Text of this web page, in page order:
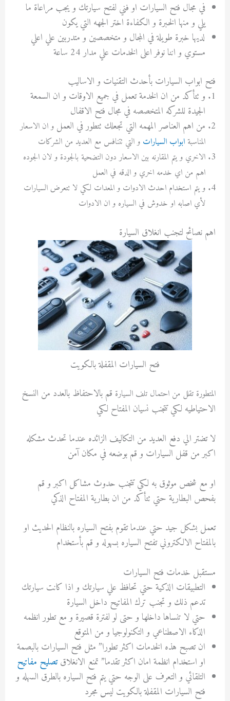
في مجال فتح السيارات او فني لفتح سيارتك و يجب مراعاة ما
يلي و منها الخبرة و الكفاءة اختر الجهه التي يكون
لديها خبرة طويلة في المجال و متخصصين و متدربين علي اعلي
مستوي و اننا نوفر اعلى الخدمات علي مدار 24 ساعة
فتح ابواب السيارات بأحدث التقنيات و الاساليب
و تتأكد من ان الخدمة تعمل في جميع الاوقات و ان السمعة
الجيدة للشركه المتخصصه في مجال فتح الاقفال
من اهم العناصر المهمه التي تجعلك تتطور في العمل و ان الاسعار
المناسبة ابواب السيارات و التي تتنافس مع العديد من الشركات
الاخري و يتم المقارنه بين الاسعار دون التضحية بالجودة و لان الجوده
اهم من اي خدمه اخري و الدقه في العمل
و يتم استخدام احدث الادوات و المعدات لكي لا تتعرض السيارات
لأي اصابه او خدوش في السياره و ان الادوات
اهم نصائح لتجنب انغلاق السيارة
فتح السيارات المقفلة بالكويت
المتطورة تقلل من احتمال تلف السيارة قم بالاحتفاظ بالعدد من النسخ
الاحتياطيه لكي تتجنب نسيان المفتاح لكي
لا تضتر الي دفع العديد من التكاليف الزائده عندما تحدث مشكله
اكبر من قفل السيارات و قم بوضعه في مكان آمن
او مع شخص موثوق به لكي تتجنب حدوث مشاكل اكبر و قم
بفحص البطارية حتي تتأكد من ان بطارية المفتاح الذكي
تعمل بشكل جيد حتي عندما تقوم بفتح السياره بالنظام الحديث او
بالمفتاح الالكتروني تفتح السياره بسهوله و قم بأستخدام
مستقبل خدمات فتح السيارات
التطبيقات الذكية حتي تحافظ علي سيارتك و اذا كانت سيارتك
تدعم ذلك و تجنب ترك المفاتيح داخل السيارة
حتي لا تنساها داخلها و حتى لو لفترة قصيرة و مع تطور انظمه
الذكاء الاصطناعي و التكنولوجيا و من المتوقع
ان تصبح هذه الخدمات اكثر تطورا” مثل فتح السيارات بالبصمة
او استخدام انظمة امان اكثر تقدما” تمنع الانغلاقتصليح مفاتيح
التلقائي و التعرف على الوجه حتي يتم فتح السياره بالطرق السهله و
فتح السيارات المقفلة بالكويت ليس مجرد